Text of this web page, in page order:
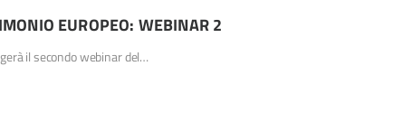
EUROPEO: WEBINAR 2
il secondo webinar del…